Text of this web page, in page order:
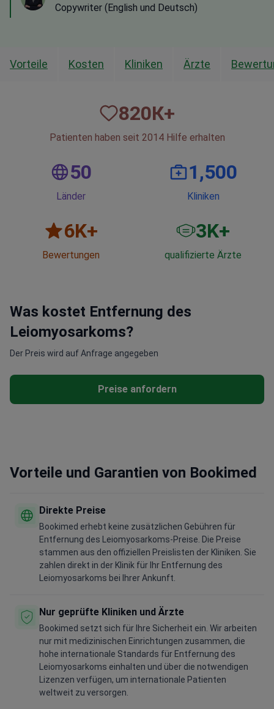
Copywriter (English und Deutsch)
Vorteile Kosten Kliniken Ärzte
820К+
Patienten haben seit 2014 Hilfe erhalten
50
Länder
1,500
Kliniken
6K+
Bewertungen
3K+
qualifizierte Ärzte
Was kostet Entfernung des
Leiomyosarkoms?
Der Preis wird auf Anfrage angegeben
Preise anfordern
Vorteile und Garantien von Bookimed
Direkte Preise
Bookimed erhebt keine zusätzlichen Gebühren für
Entfernung des Leiomyosarkoms-Preise. Die Preise
stammen aus den offiziellen Preislisten der Kliniken. Sie
zahlen direkt in der Klinik für Ihr Entfernung des
Leiomyosarkoms bei Ihrer Ankunft.
Nur geprüfte Kliniken und Ärzte
Bookimed setzt sich für Ihre Sicherheit ein. Wir arbeiten
nur mit medizinischen Einrichtungen zusammen, die
hohe internationale Standards für Entfernung des
Leiomyosarkoms einhalten und über die notwendigen
Lizenzen verfügen, um internationale Patienten
weltweit zu versorgen.